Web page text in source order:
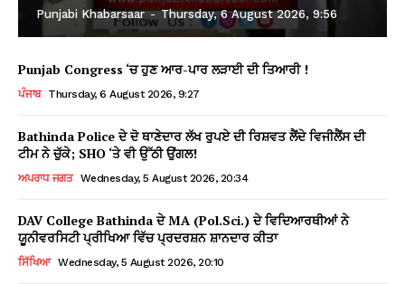
Punjabi Khabarsaar - Thursday, 6 August 2026, 9:56
Punjab Congress ‘ਚ ਹੁਣ ਆਰ-ਪਾਰ ਲੜਾਈ ਦੀ ਤਿਆਰੀ !
ਪੰਜਾਬ Thursday, 6 August 2026, 9:27
Bathinda Police ਦੇ ਦੋ ਥਾਣੇਦਾਰ ਲੱਖ ਰੁਪਏ ਦੀ ਰਿਸ਼ਵਤ ਲੈਂਦੇ ਵਿਜੀਲੈਂਸ ਦੀ
ਟੀਮ ਨੇ ਚੁੱਕੇ; SHO ‘ਤੇ ਵੀ ਉੱਠੀ ਉਂਗਲ!
ਅਪਰਾਧ ਜਗਤ Wednesday, 5 August 2026, 20:34
DAV College Bathinda ਦੇ MA (Pol.Sci.) ਦੇ ਵਿਦਿਆਰਥੀਆਂ ਨੇ
ਯੂਨੀਵਰਸਿਟੀ ਪ੍ਰੀਖਿਆ ਵਿੱਚ ਪ੍ਰਦਰਸ਼ਨ ਸ਼ਾਨਦਾਰ ਕੀਤਾ
ਸਿੱਖਿਆ Wednesday, 5 August 2026, 20:10